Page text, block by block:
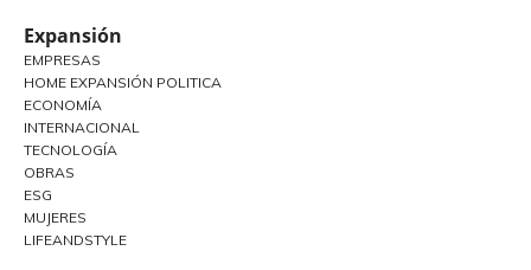
Expansión
EMPRESAS
HOME EXPANSIÓN POLITICA
ECONOMÍA
INTERNACIONAL
TECNOLOGÍA
OBRAS
ESG
MUJERES
LIFEANDSTYLE